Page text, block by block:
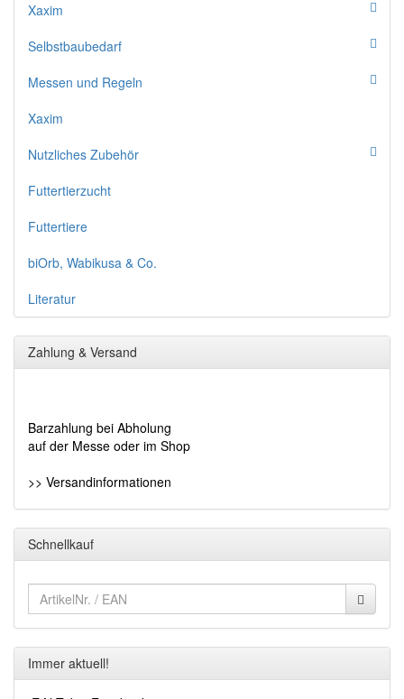
Xaxim
Selbstbaubedarf
Messen und Regeln
Xaxim
Nutzliches Zubehör
Futtertierzucht
Futtertiere
biOrb, Wabikusa & Co.
Literatur
Zahlung & Versand
Barzahlung bei Abholung
auf der Messe oder im Shop
>> Versandinformationen
Schnellkauf
Immer aktuell!